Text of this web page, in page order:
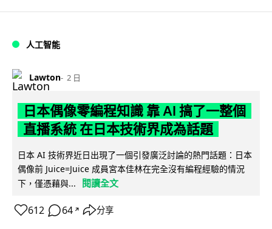
人工智能
Lawton 2 日
日本偶像零編程知識 靠 AI 搞了一整個
直播系統 在日本技術界成為話題
日本 AI 技術界近日出現了一個引發廣泛討論的熱門話題：日本
偶像前 Juice=Juice 成員宮本佳林在完全沒有編程經驗的情況
下，僅憑藉與...
閱讀全文
612 64 ↗ 分享